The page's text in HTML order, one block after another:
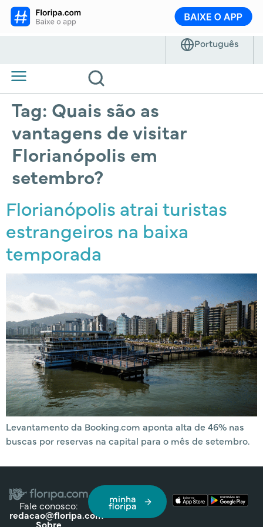
Tag: Quais são as
vantagens de visitar
Florianópolis em
setembro?
Florianópolis atrai turistas
estrangeiros na baixa
temporada
Levantamento da Booking.com aponta alta de 46% nas
buscas por reservas na capital para o mês de setembro.
Fale conosco:
redacao@floripa.com
Sobre
minha
floripa